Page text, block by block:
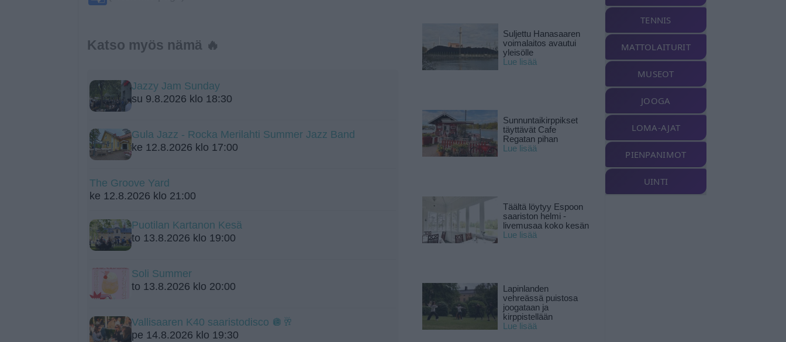
Katso myös nämä 🔥
Jazzy Jam Sunday
su 9.8.2026 klo 18:30
Gula Jazz - Rocka Merilahti Summer Jazz Band
ke 12.8.2026 klo 17:00
The Groove Yard
ke 12.8.2026 klo 21:00
Puotilan Kartanon Kesä
to 13.8.2026 klo 19:00
Soli Summer
to 13.8.2026 klo 20:00
Vallisaaren K40 saaristodisco 🪩🥂
pe 14.8.2026 klo 19:30
Suljettu Hanasaaren
voimalaitos avautui
yleisölle
Lue lisää
Sunnuntaikirppikset
täyttävät Cafe
Regatan pihan
Lue lisää
Täältä löytyy Espoon
saariston helmi -
livemusaa koko kesän
Lue lisää
Lapinlanden
vehreässä puistosa
joogataan ja
kirppistellään
Lue lisää
TENNIS
MATTOLAITURIT
MUSEOT
JOOGA
LOMA-AJAT
PIENPANIMOT
UINTI